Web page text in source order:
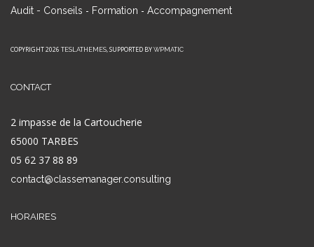
Audit - Conseils - Formation - Accompagnement
COPYRIGHT 2026 TESLATHEMES, SUPPORTED BY WPMATIC
CONTACT
2 impasse de la Cartoucherie
65000 TARBES
05 62 37 88 89
contact@classemanager.consulting
HORAIRES